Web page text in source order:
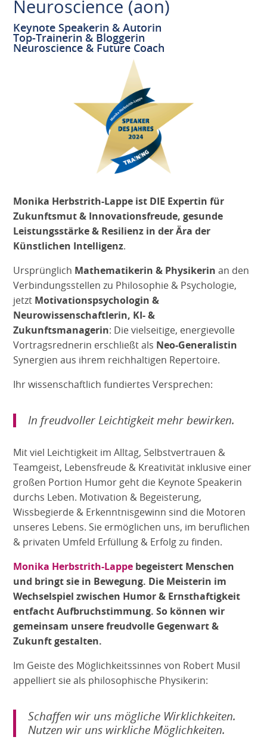
Neuroscience (aon)
Keynote Speakerin & Autorin
Top-Trainerin & Bloggerin
Neuroscience & Future Coach
Monika Herbstrith-Lappe ist DIE Expertin für
Zukunftsmut & Innovationsfreude, gesunde
Leistungsstärke & Resilienz in der Ära der
Künstlichen Intelligenz.
Ursprünglich Mathematikerin & Physikerinan den
Verbindungsstellen zu Philosophie & Psychologie,
jetzt Motivationspsychologin &
Neurowissenschaftlerin, KI- &
Zukunftsmanagerin: Die vielseitige, energievolle
Vortragsrednerin erschließt als Neo-Generalistin
Synergien aus ihrem reichhaltigen Repertoire.
Ihr wissenschaftlich fundiertes Versprechen:
In freudvoller Leichtigkeit mehr bewirken.
Mit viel Leichtigkeit im Alltag, Selbstvertrauen &
Teamgeist, Lebensfreude & Kreativität inklusive einer
großen Portion Humor geht die Keynote Speakerin
durchs Leben. Motivation & Begeisterung,
Wissbegierde & Erkenntnisgewinn sind die Motoren
unseres Lebens. Sie ermöglichen uns, im beruflichen
& privaten Umfeld Erfüllung & Erfolg zu finden.
Monika Herbstrith-Lappe begeistert Menschen
und bringt sie in Bewegung. Die Meisterin im
Wechselspiel zwischen Humor & Ernsthaftigkeit
entfacht Aufbruchstimmung. So können wir
gemeinsam unsere freudvolle Gegenwart &
Zukunft gestalten.
Im Geiste des Möglichkeitssinnes von Robert Musil
appelliert sie als philosophische Physikerin:
Schaffen wir uns mögliche Wirklichkeiten.
Nutzen wir uns wirkliche Möglichkeiten.